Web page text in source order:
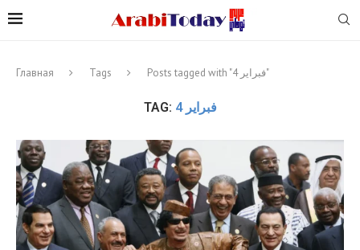
Главная Tags Posts tagged with "4 فبراير"
TAG: 4 فبراير